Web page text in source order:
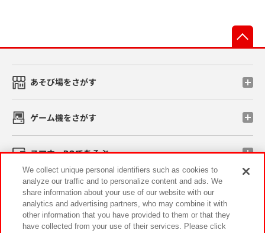
あそび場をさがす
ゲーム機をさがす
スマホ・PCであそぶ
イベント・キャンペーン
We collect unique personal identifiers such as cookies to
analyze our traffic and to personalize content and ads. We
share information about your use of our website with our
analytics and advertising partners, who may combine it with
other information that you have provided to them or that they
have collected from your use of their services. Please click